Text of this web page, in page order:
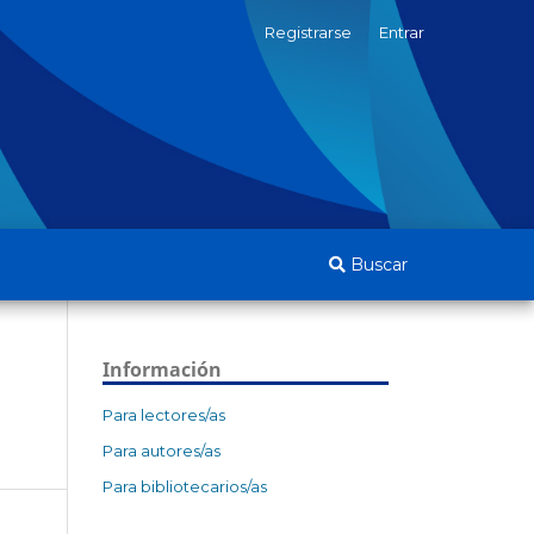
Buscar
Registrarse Entrar
Información
Para lectores/as
Para autores/as
Para bibliotecarios/as